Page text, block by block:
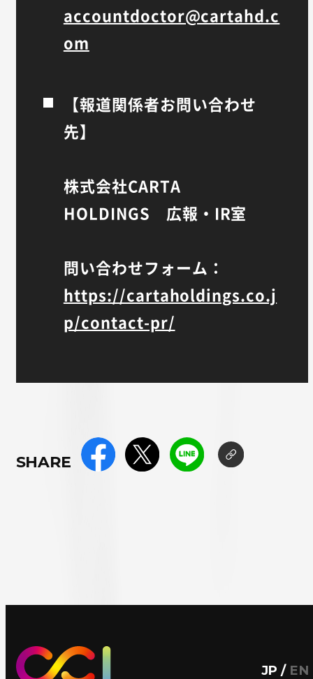
accountdoctor@cartahd.c
om
【報道関係者お問い合わせ
先】
株式会社CARTA
HOLDINGS 広報・IR室
問い合わせフォーム：
https://cartaholdings.co.j
p/contact-pr/
SHARE
JP / EN